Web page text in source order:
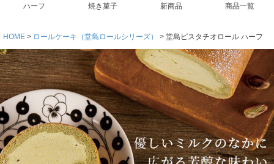
ハーフ 焼き菓子 新商品 商品一覧
HOME ロールケーキ（堂島ロールシリーズ） 堂島ピスタチオロール ハーフ